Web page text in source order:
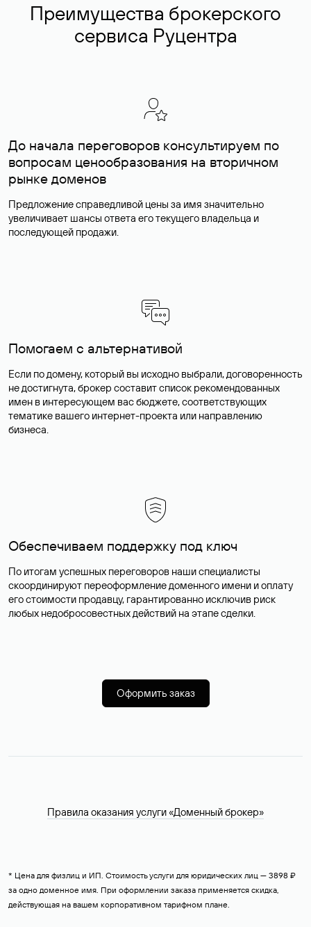
Преимущества брокерского
сервиса Руцентра
До начала переговоров консультируем по
вопросам ценообразования на вторичном
рынке доменов
Предложение справедливой цены за имя значительно
увеличивает шансы ответа его текущего владельца и
последующей продажи.
Помогаем с альтернативой
Если по домену, который вы исходно выбрали, договоренность
не достигнута, брокер составит список рекомендованных
имен в интересующем вас бюджете, соответствующих
тематике вашего интернет-проекта или направлению
бизнеса.
Обеспечиваем поддержку под ключ
По итогам успешных переговоров наши специалисты
скоординируют переоформление доменного имени и оплату
его стоимости продавцу, гарантированно исключив риск
любых недобросовестных действий на этапе сделки.
Оформить заказ
Правила оказания услуги «Доменный брокер»
* Цена для физлиц и ИП. Стоимость услуги для юридических лиц — 3898 ₽
за одно доменное имя. При оформлении заказа применяется скидка,
действующая на вашем корпоративном тарифном плане.